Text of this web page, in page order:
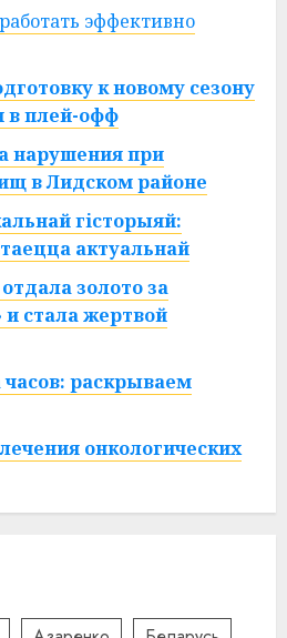
эффективно
к новому сезону
в плей-офф
нарушения при
в Лидском районе
гісторыяй:
актуальнай
золото за
стала жертвой
раскрываем
онкологических